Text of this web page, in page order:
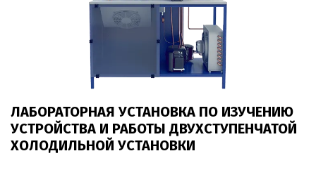
ЛАБОРАТОРНАЯ УСТАНОВКА ПО ИЗУЧЕНИЮ
УСТРОЙСТВА И РАБОТЫ ДВУХСТУПЕНЧАТОЙ
ХОЛОДИЛЬНОЙ УСТАНОВКИ